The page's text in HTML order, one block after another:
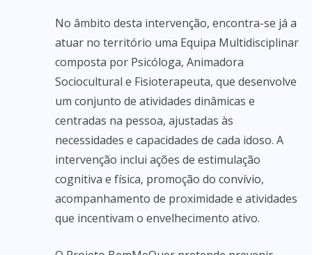
No âmbito desta intervenção, encontra-se já a
atuar no território uma Equipa Multidisciplinar
composta por Psicóloga, Animadora
Sociocultural e Fisioterapeuta, que desenvolve
um conjunto de atividades dinâmicas e
centradas na pessoa, ajustadas às
necessidades e capacidades de cada idoso. A
intervenção inclui ações de estimulação
cognitiva e física, promoção do convívio,
acompanhamento de proximidade e atividades
que incentivam o envelhecimento ativo.